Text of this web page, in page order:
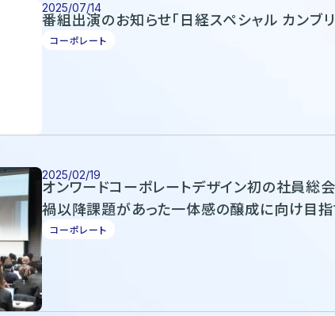
2025/07/14
番組出演のお知らせ「日経スペシャル カンブ
コーポレート
2025/02/19
オンワードコーポレートデザイン初の社員
禍以降課題があった一体感の醸成に向け目
コーポレート